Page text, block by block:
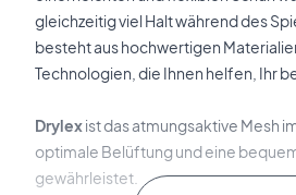
gleichzeitig viel Halt während des
besteht aus hochwertigen
Technologien, die Ihnen helfen, Ihr
Drylexist das atmungsaktive Mesh
optimale Belüftung und eine
gewährleistet.